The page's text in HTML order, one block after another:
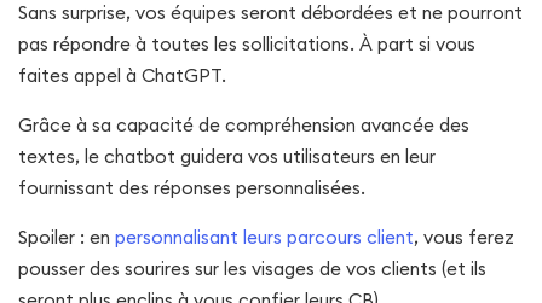
Sans surprise, vos équipes seront débordées et ne pourront
pas répondre à toutes les sollicitations. À part si vous
faites appel à ChatGPT.
Grâce à sa capacité de compréhension avancée des
textes, le chatbot guidera vos utilisateurs en leur
fournissant des réponses personnalisées.
Spoiler : en personnalisant leurs parcours client, vous ferez
pousser des sourires sur les visages de vos clients (et ils